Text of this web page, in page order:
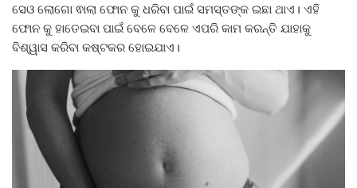
ସେଓ ଲୋଗୋ ଵାଲା ଫୋନ କୁ ଧରିବା ପାଇଁ ସମସ୍ତଙ୍କ ଇଛା ଥାଏ। ଏହି
ଫୋନ କୁ ହାତେଇବା ପାଇଁ ବେଳେ ବେଳେ ଏପରି କାମ କରନ୍ତି ଯାହାକୁ
ବିଶ୍ୱାସ କରିବା କଷ୍ଟକର ହୋଇଯାଏ।